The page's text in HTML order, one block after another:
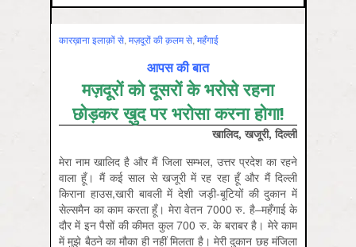
कारख़ाना इलाक़ों से, मज़दूरों की क़लम से, महँगाई
आपस की बात
मज़दूरों को दूसरों के भरोसे रहना
छोड़कर ख़ुद पर भरोसा करना होगा!
खालिद, खजूरी, दिल्ली
मेरा नाम खालिद है और मैं जिला सम्भल, उत्तर प्रदेश का रहने
वाला हूँ। मैं कई साल से खजूरी में रह रहा हूँ और मैं दिल्ली
किराना हाउस,खारी बावली में देशी जड़ी-बूटियों की दुकान में
सेल्समैन का काम करता हूँ। मेरा वेतन 7000 रु. है–महँगाई के
दौर में इन पैसों की कीमत कुल 700 रु. के बराबर है। मेरे काम
में मुझे बैठने का मौका ही नहीं मिलता है। मेरी दुकान छह मंजिला